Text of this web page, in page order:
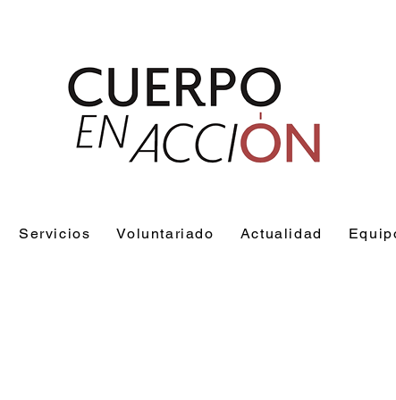
Servicios Voluntariado Actualidad